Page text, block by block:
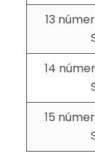
13
14
15